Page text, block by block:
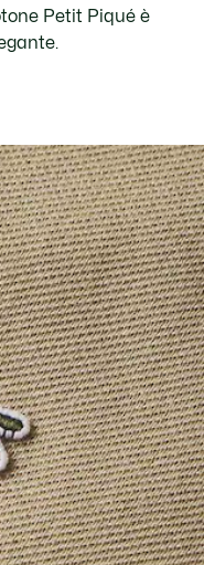
Petit Piqué è